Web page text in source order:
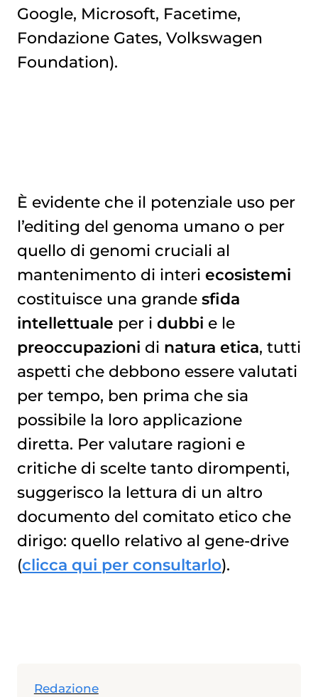
Google, Microsoft, Facetime,
Fondazione Gates, Volkswagen
Foundation).
È evidente che il potenziale uso per
l’editing del genoma umano o per
quello di genomi cruciali al
mantenimento di interi ecosistemi
costituisce una grande sfida
intellettuale per i dubbi e le
preoccupazioni di natura etica, tutti
aspetti che debbono essere valutati
per tempo, ben prima che sia
possibile la loro applicazione
diretta. Per valutare ragioni e
critiche di scelte tanto dirompenti,
suggerisco la lettura di un altro
documento del comitato etico che
dirigo: quello relativo al gene-drive
(clicca qui per consultarlo).
Redazione